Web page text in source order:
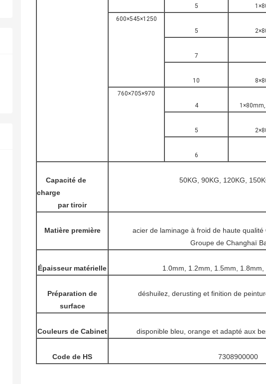
5
600×545×1250
5
7
10
760×705×970
4
5
6
Capacité de
charge
par tiroir
50KG, 90KG, 120KG,
Matière première
acier de laminage à froid de haute
Groupe de Changhaï
Épaisseur matérielle 1.0mm, 1.2mm, 1.5mm,
Préparation de
surface
déshuilez, derusting et finition de
Couleurs de Cabinet disponible bleu, orange et adapté aux
Code de HS 7308900000